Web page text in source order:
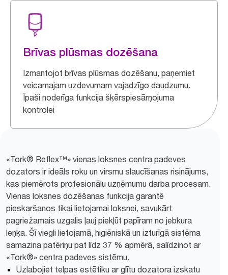
Brīvas plūsmas dozēšana
Izmantojot brīvas plūsmas dozēšanu, paņemiet
veicamajam uzdevumam vajadzīgo daudzumu.
Īpaši noderīga funkcija šķērspiesārņojuma
kontrolei
«Tork® Reflex™» vienas loksnes centra padeves
dozators ir ideāls roku un virsmu slaucīšanas risinājums,
kas piemērots profesionālu uzņēmumu darba procesam.
Vienas loksnes dozēšanas funkcija garantē
pieskaršanos tikai lietojamai loksnei, savukārt
pagriežamais uzgalis ļauj piekļūt papīram no jebkura
leņķa. Šī viegli lietojamā, higiēniskā un izturīgā sistēma
samazina patēriņu pat līdz 37 % apmērā, salīdzinot ar
«Tork®» centra padeves sistēmu.
Uzlabojiet telpas estētiku ar glītu dozatora izskatu